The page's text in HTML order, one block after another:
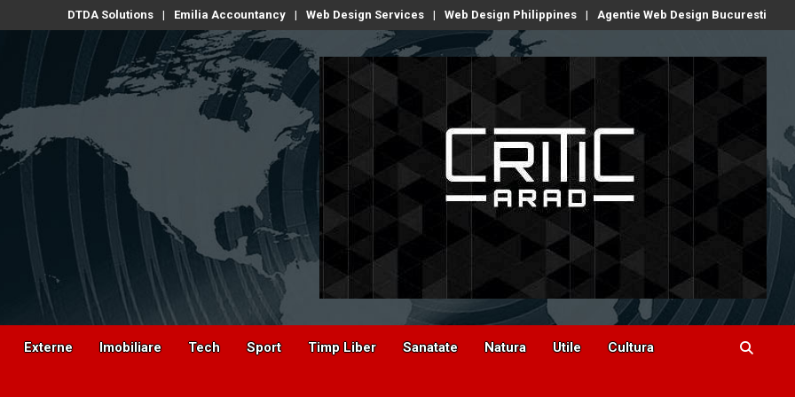
DTDA Solutions Emilia Accountancy Web Design Services Web Design Philippines Agentie Web Design Bucuresti
Externe Imobiliare Tech Sport Timp Liber Sanatate Natura Utile Cultura